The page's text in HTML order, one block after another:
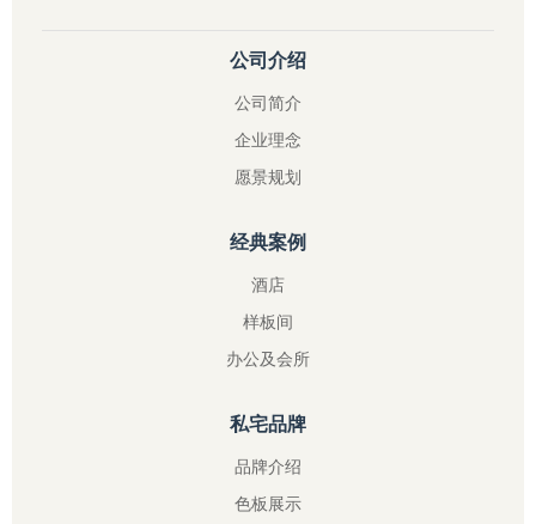
公司介绍
公司简介
企业理念
愿景规划
经典案例
酒店
样板间
办公及会所
私宅品牌
品牌介绍
色板展示